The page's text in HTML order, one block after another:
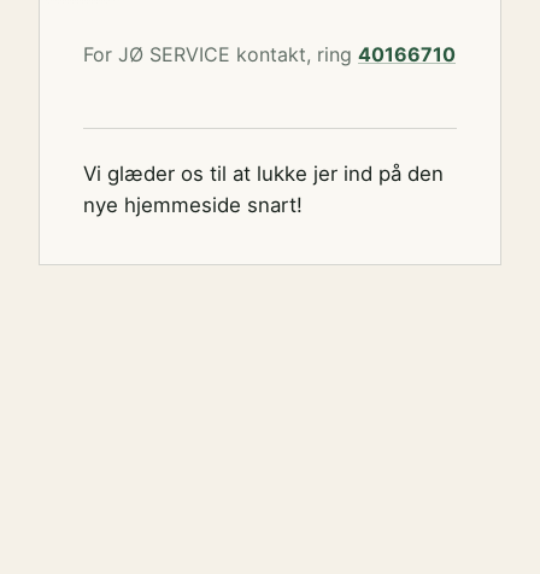
For JØ SERVICE kontakt, ring 40166710
Vi glæder os til at lukke jer ind på den
nye hjemmeside snart!